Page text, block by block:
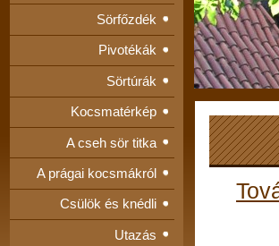
Sörfőzdék
Pivotékák
Sörtúrák
Kocsmatérkép
A cseh sör titka
A prágai kocsmákról
Csülök és knédli
Utazás